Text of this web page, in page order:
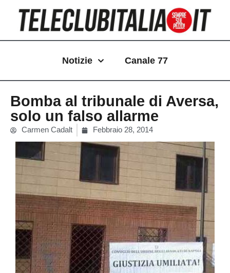
contenuto
Notizie Canale 77
Bomba al tribunale di Aversa,
solo un falso allarme
Carmen Cadalt Febbraio 28, 2014